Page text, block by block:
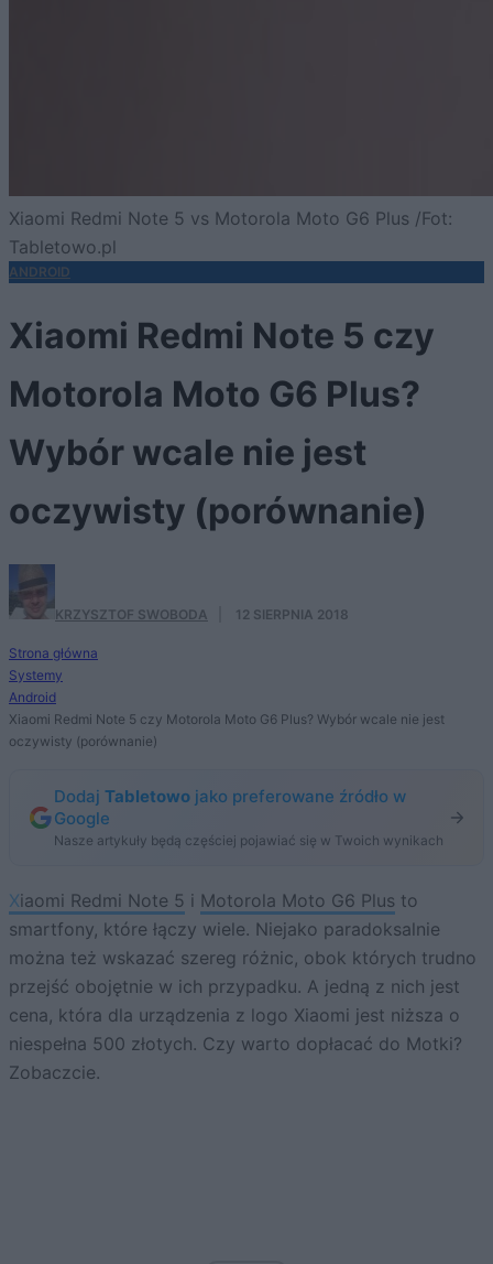
Xiaomi Redmi Note 5 vs Motorola Moto G6 Plus /Fot:
Tabletowo.pl
ANDROID
Xiaomi Redmi Note 5 czy
Motorola Moto G6 Plus?
Wybór wcale nie jest
oczywisty (porównanie)
KRZYSZTOF SWOBODA 12 SIERPNIA 2018
Strona główna
Systemy
Android
Xiaomi Redmi Note 5 czy Motorola Moto G6 Plus? Wybór wcale nie jest
oczywisty (porównanie)
Dodaj Tabletowo jako preferowane źródło w
Google
Nasze artykuły będą częściej pojawiać się w Twoich wynikach
Xiaomi Redmi Note 5 i Motorola Moto G6 Plus to
smartfony, które łączy wiele. Niejako paradoksalnie
można też wskazać szereg różnic, obok których trudno
przejść obojętnie w ich przypadku. A jedną z nich jest
cena, która dla urządzenia z logo Xiaomi jest niższa o
niespełna 500 złotych. Czy warto dopłacać do Motki?
Zobaczcie.